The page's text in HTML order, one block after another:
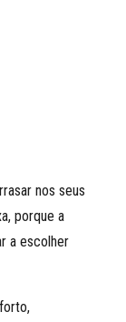
nos seus
porque a
a escolher